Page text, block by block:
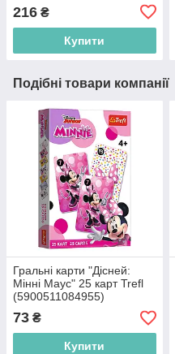
216 ₴
Купити
Подібні товари компанії
Гральні карти "Дісней:
Мінні Маус" 25 карт Trefl
(5900511084955)
73 ₴
Купити